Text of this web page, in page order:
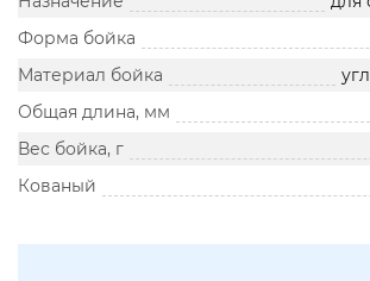
Форма бойка
Материал бойка
Общая длина, мм
Вес бойка, г
Кованый